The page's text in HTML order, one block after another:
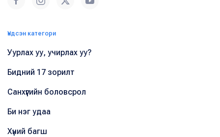
Үндсэн категори
Уурлах уу, учирлах уу?
Бидний 17 зорилт
Санхүүгийн боловсрол
Би нэг удаа
Хүний багш